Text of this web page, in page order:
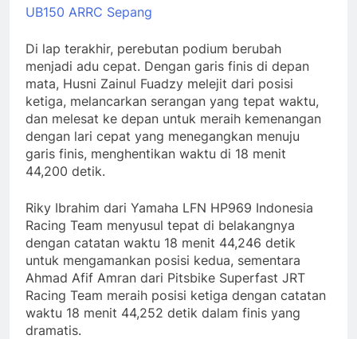
UB150 ARRC Sepang
Di lap terakhir, perebutan podium berubah
menjadi adu cepat. Dengan garis finis di depan
mata, Husni Zainul Fuadzy melejit dari posisi
ketiga, melancarkan serangan yang tepat waktu,
dan melesat ke depan untuk meraih kemenangan
dengan lari cepat yang menegangkan menuju
garis finis, menghentikan waktu di 18 menit
44,200 detik.
Riky Ibrahim dari Yamaha LFN HP969 Indonesia
Racing Team menyusul tepat di belakangnya
dengan catatan waktu 18 menit 44,246 detik
untuk mengamankan posisi kedua, sementara
Ahmad Afif Amran dari Pitsbike Superfast JRT
Racing Team meraih posisi ketiga dengan catatan
waktu 18 menit 44,252 detik dalam finis yang
dramatis.